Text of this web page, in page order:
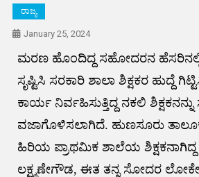
ರಾಜ್ಯ
January 25, 2024
ಮರಣ ಹೊಂದಿದ್ದ ಸಹೋದರನ ಹೆಸರಿನಲ್ಲಿ
ಸೃಷ್ಟಿಸಿ ಸರಕಾರಿ ಶಾಲಾ ಶಿಕ್ಷಕರ ಹುದ್ದೆ
ಕಾರ್ಯ ನಿರ್ವಹಿಸುತ್ತಿದ್ದ ನಕಲಿ
ವಜಾಗೊಳಿಸಲಾಗಿದೆ. ಹುಣಸೂರು
ಹಿರಿಯ ಪ್ರಾಥಮಿಕ ಶಾಲೆಯ ಶಿಕ್ಷಕನಾಗಿದ್ದ
ಲಕ್ಷ್ಮಣೇಗೌಡ, ಈತ ತನ್ನ ಸೋದರ